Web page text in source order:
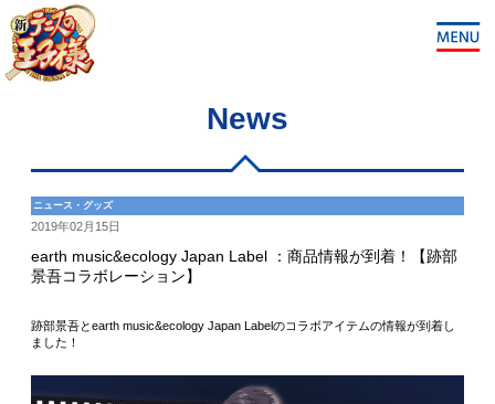
News
ニュース・グッズ
2019年02月15日
earth music&ecology Japan Label ：商品情報が到着！【跡部
景吾コラボレーション】
跡部景吾とearth music&ecology Japan Labelのコラボアイテムの情報が到着し
ました！